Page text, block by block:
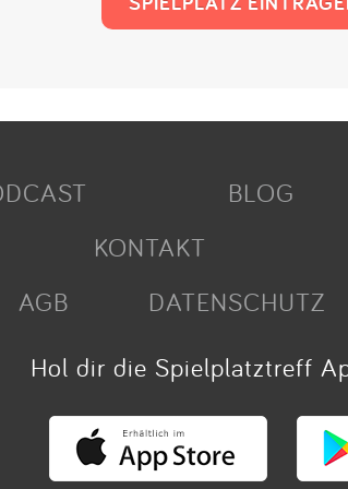
BLOG
KONTAKT
AGB
DATENSCHUTZ
Hol dir die Spielplatztreff